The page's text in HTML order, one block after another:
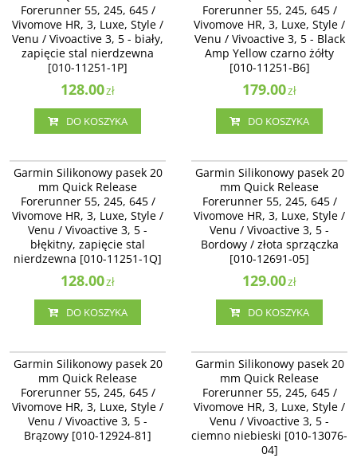
Venu / Vivoactive 3 - biały, zapięcie
stal nierdzewna [010-11251-1P]
Forerunner 55, 245, 645 /
Vivomove HR, 3, Luxe, Style /
Venu / Vivoactive 3, 5 - biały,
zapięcie stal nierdzewna
[010-11251-1P]
128.00zł
DO KOSZYKA
Venu / Vivoactive 3, 5 - Black Amp
Yellow czarno żółty [010-11251-B6]
Forerunner 55, 245, 645 /
Vivomove HR, 3, Luxe, Style /
Venu / Vivoactive 3, 5 - Black
Amp Yellow czarno żółty
[010-11251-B6]
179.00zł
DO KOSZYKA
Garmin Silikonowy pasek 20 mm
Quick Release Forerunner 55, 245,
645 / Vivomove HR, 3, Luxe, Style /
Venu / Vivoactive 3 - błękitny,
zapięcie stal nierdzewna [010-
11251-1Q]
Garmin Silikonowy pasek 20
mm Quick Release
Forerunner 55, 245, 645 /
Vivomove HR, 3, Luxe, Style /
Venu / Vivoactive 3, 5 -
błękitny, zapięcie stal
nierdzewna [010-11251-1Q]
128.00zł
DO KOSZYKA
Garmin Silikonowy pasek 20 mm
Quick Release Forerunner 55, 245,
645 / Vivomove HR, 3, Luxe, Style /
Venu / Vivoactive 3 - Bordowy /
złota sprzączka [010-12691-05]
Garmin Silikonowy pasek 20
mm Quick Release
Forerunner 55, 245, 645 /
Vivomove HR, 3, Luxe, Style /
Venu / Vivoactive 3, 5 -
Bordowy / złota sprzączka
[010-12691-05]
129.00zł
DO KOSZYKA
Garmin Silikonowy pasek 20 mm
Quick Release Forerunner 55, 245,
645 / Vivomove HR, 3, Luxe, Style /
Venu / Vivoactive 3 - Cocoa [010-
12924-81]
Garmin Silikonowy pasek 20
mm Quick Release
Forerunner 55, 245, 645 /
Vivomove HR, 3, Luxe, Style /
Venu / Vivoactive 3, 5 -
Brązowy [010-12924-81]
Garmin Silikonowy pasek 20 mm
Quick Release Forerunner 55, 245,
645 / Vivomove HR, 3, Luxe, Style /
Venu / Vivoactive 3 - ciemno
niebieski [010-13076-04]
Garmin Silikonowy pasek 20
mm Quick Release
Forerunner 55, 245, 645 /
Vivomove HR, 3, Luxe, Style /
Venu / Vivoactive 3, 5 -
ciemno niebieski [010-13076-
04]